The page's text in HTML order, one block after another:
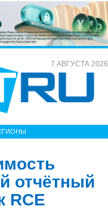
7 АВГУСТА 2026
отчётный
RCE